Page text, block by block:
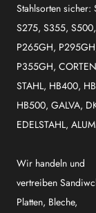
Stahlsorten sicher:
S275, S355,
P265GH,
P355GH, CORTEN
STAHL, HB400,
HB500, GALVA,
EDELSTAHL,
Wir handeln und
vertreiben
Platten, Bleche,